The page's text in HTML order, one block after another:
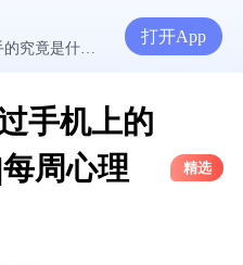
理帮助
打开App
手机上的
周心理
精选